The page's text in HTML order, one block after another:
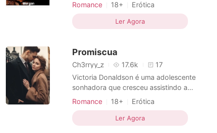
Contos
Ranking
Contos Curtos
molhariam só de olhar para eles. Apesar de
sentirem algo muito forte entre eles, ambos
partilhar a sua
Romance 18+ Erótica
Ler Agora
Promiscua
Ch3rryy_z 17.6k
17
Victoria Donaldson é uma adolescente
sonhadora que cresceu assistindo a
concursos de beleza na TV, então ela
mundo. Entretanto, quando ela chega a
uma das melhores agências de sua cidade,
Romance 18+ Erótica
Ler Agora